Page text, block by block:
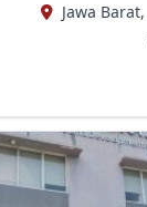
Jawa Barat,